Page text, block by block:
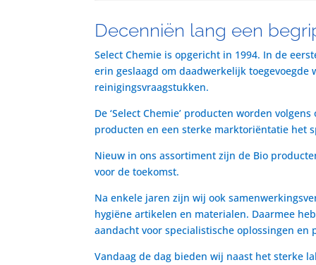
Decenniën lang een
Select Chemie is opgericht in 1994. In de
erin geslaagd om daadwerkelijk
reinigingsvraagstukken.
De ‘Select Chemie’ producten worden
producten en een sterke marktoriëntatie het
Nieuw in ons assortiment zijn de Bio
voor de toekomst.
Na enkele jaren zijn wij ook
hygiëne artikelen en materialen. Daarmee
aandacht voor specialistische oplossingen en
Vandaag de dag bieden wij naast het sterke